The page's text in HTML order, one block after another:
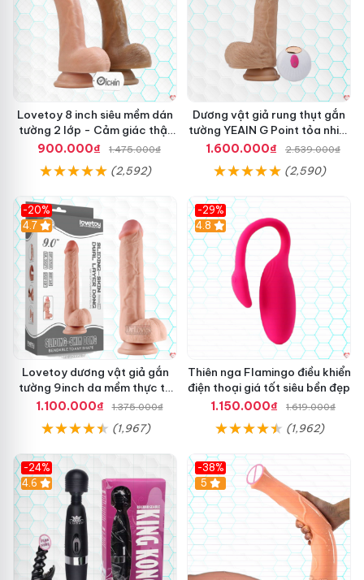
Lovetoy 8 inch siêu mềm dán
tường 2 lớp - Cảm giác thật
nhất
900.000₫ 1.475.000₫
(2,592)
Dương vật giả rung thụt gắn
tường YEAIN G Point tỏa nhiệt
điều khiển từ xa
1.600.000₫ 2.539.000₫
(2,590)
-20%
Hot
4.7
Lovetoy dương vật giả gắn
tường 9inch da mềm thực tế
thú vị
1.100.000₫ 1.375.000₫
(1,967)
-29%
Hot
4.8
Thiên nga Flamingo điều khiển
điện thoại giá tốt siêu bền đẹp
1.150.000₫
1.619.000₫
(1,962)
-24%
4.6
-38%
Hot
5